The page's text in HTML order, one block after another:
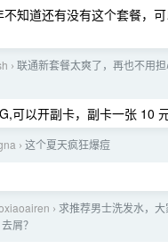
不知道还有没有这个套餐，
› 联通新套餐太爽了，再也不用
可以开副卡，副卡一张 10
› 这个夏天疯狂爆痘
› 求推荐男士洗发水，大
屑？